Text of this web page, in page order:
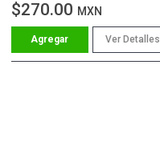
$270.00 MXN
Ver Detalles